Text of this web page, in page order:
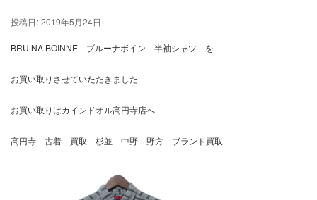
投稿日: 2019年5月24日
BRU NA BOINNE ブルーナボイン 半袖シャツ を
お買い取りさせていただきました
お買い取りはカインドオル高円寺店へ
高円寺 古着 買取 杉並 中野 野方 ブランド買取